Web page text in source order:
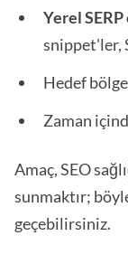
Yerel
snippet'ler,
Hedef
Zaman
Amaç, SEO
sunmaktır;
geçebilirsiniz.